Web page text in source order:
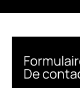
De